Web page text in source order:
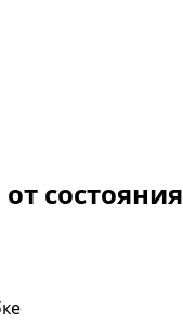
состояния